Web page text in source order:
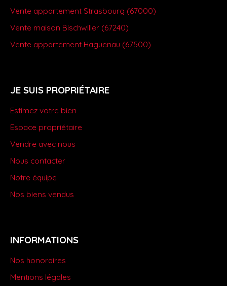
Vente appartement Strasbourg (67000)
Vente maison Bischwiller (67240)
Vente appartement Haguenau (67500)
JE SUIS PROPRIÉTAIRE
Estimez votre bien
Espace propriétaire
Vendre avec nous
Nous contacter
Notre équipe
Nos biens vendus
INFORMATIONS
Nos honoraires
Mentions légales